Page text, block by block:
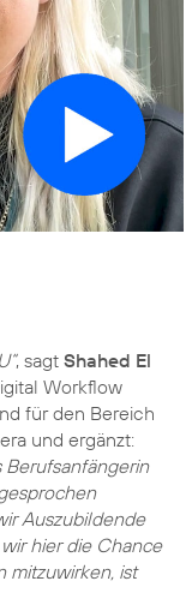
, sagt Shahed El
Workflow
für den Bereich
und ergänzt:
Berufsanfängerin
Auszubildende
hier die Chance
mitzuwirken, ist